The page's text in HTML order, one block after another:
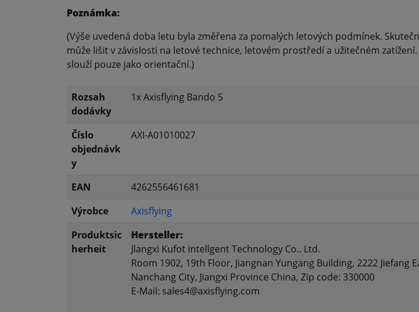
Poznámka:
(Výše uvedená doba letu byla změřena za pomalých letových podmínek.
může lišit v závislosti na letové technice, letovém prostředí a užitečném
slouží pouze jako orientační.)
Rozsah
dodávky
1x Axisflying Bando 5
Číslo
objednávk
y
AXI-A01010027
EAN
4262556461681
Výrobce
Axisflying
Produktsic
herheit
Hersteller:
Jlangxi Kufot intellgent Technology Co.. Ltd.
Room 1902, 19th Floor, Jiangnan Yungang Building, 2222 Jiefang
Nanchang City, Jiangxi Province China, Zip code: 330000
E-Mail: sales4@axisflying.com